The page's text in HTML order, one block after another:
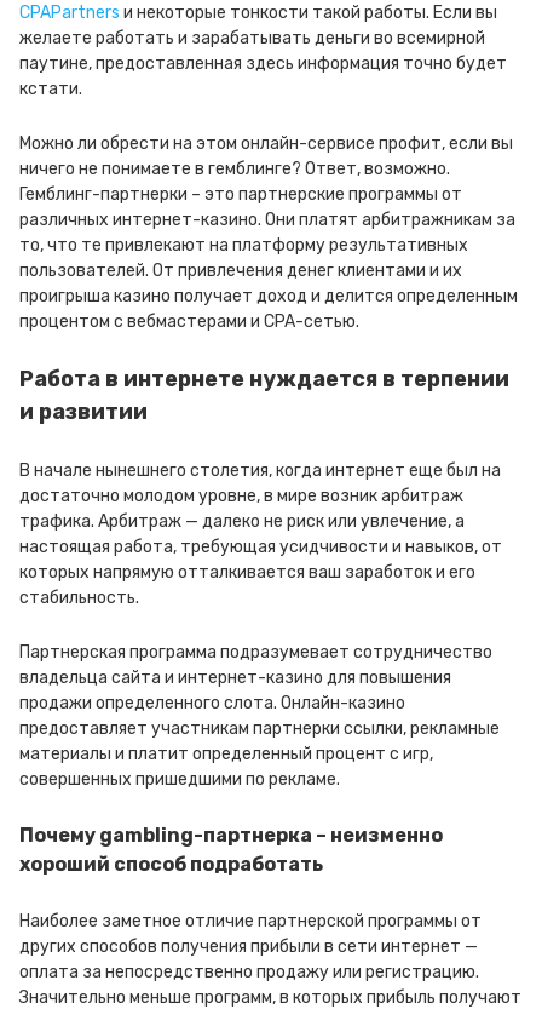
CPAPartners и некоторые тонкости такой работы. Если вы
желаете работать и зарабатывать деньги во всемирной
паутине, предоставленная здесь информация точно будет
кстати.
Можно ли обрести на этом онлайн-сервисе профит, если вы
ничего не понимаете в гемблинге? Ответ, возможно.
Гемблинг-партнерки – это партнерские программы от
различных интернет-казино. Они платят арбитражникам за
то, что те привлекают на платформу результативных
пользователей. От привлечения денег клиентами и их
проигрыша казино получает доход и делится определенным
процентом с вебмастерами и CPA-сетью.
Работа в интернете нуждается в терпении
и развитии
В начале нынешнего столетия, когда интернет еще был на
достаточно молодом уровне, в мире возник арбитраж
трафика. Арбитраж — далеко не риск или увлечение, а
настоящая работа, требующая усидчивости и навыков, от
которых напрямую отталкивается ваш заработок и его
стабильность.
Партнерская программа подразумевает сотрудничество
владельца сайта и интернет-казино для повышения
продажи определенного слота. Онлайн-казино
предоставляет участникам партнерки ссылки, рекламные
материалы и платит определенный процент с игр,
совершенных пришедшими по рекламе.
Почему gambling-партнерка – неизменно
хороший способ подработать
Наиболее заметное отличие партнерской программы от
других способов получения прибыли в сети интернет —
оплата за непосредственно продажу или регистрацию.
Значительно меньше программ, в которых прибыль получают